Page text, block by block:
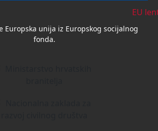
Europska unija iz Europskog socijalnog
fonda.